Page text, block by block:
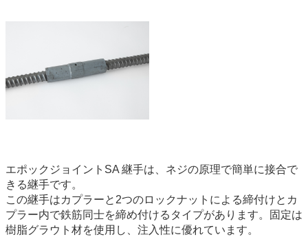
エポックジョイントSA 継手は、ネジの原理で簡単に接合で
きる継手です。
この継手はカプラーと2つのロックナットによる締付けとカ
プラー内で鉄筋同士を締め付けるタイプがあります。固定は
樹脂グラウト材を使用し、注入性に優れています。